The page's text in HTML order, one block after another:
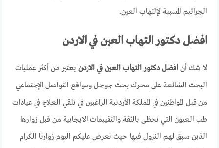
الجراثيم المسببة لإلتهاب العين.
افضل دكتور التهاب العين في الاردن
لا شك أنافضل دكتور التهاب العين في الاردن يعتبر من أكثر عمليات
البحث الشائعة على محرك بحث جوجل ومواقع التواصل الإجتماعي
من قبل المواطنين في المملكة الأردنية الراغبين في تلقي العلاج في عيادات
طب العيون التي تحظى بالثقة والتقييمات الايجابية من قبل زوارها
الذين سبق لهم النزول فيها حيث نعرض عليكم اليوم زوارنا الكرام